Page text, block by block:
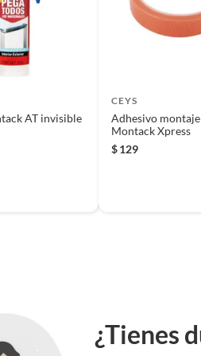
Sellador
recibamos el producto.
AT invisible
CEYS
Adhesivo montaje
Montack Xpress
$129
¿Tienes